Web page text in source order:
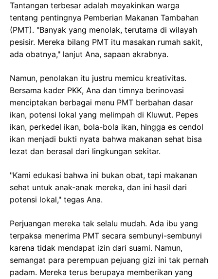
Tantangan terbesar adalah meyakinkan warga
tentang pentingnya Pemberian Makanan Tambahan
(PMT). "Banyak yang menolak, terutama di wilayah
pesisir. Mereka bilang PMT itu masakan rumah sakit,
ada obatnya," lanjut Ana, sapaan akrabnya.
Namun, penolakan itu justru memicu kreativitas.
Bersama kader PKK, Ana dan timnya berinovasi
menciptakan berbagai menu PMT berbahan dasar
ikan, potensi lokal yang melimpah di Kluwut. Pepes
ikan, perkedel ikan, bola-bola ikan, hingga es cendol
ikan menjadi bukti nyata bahwa makanan sehat bisa
lezat dan berasal dari lingkungan sekitar.
"Kami edukasi bahwa ini bukan obat, tapi makanan
sehat untuk anak-anak mereka, dan ini hasil dari
potensi lokal," tegas Ana.
Perjuangan mereka tak selalu mudah. Ada ibu yang
terpaksa menerima PMT secara sembunyi-sembunyi
karena tidak mendapat izin dari suami. Namun,
semangat para perempuan pejuang gizi ini tak pernah
padam. Mereka terus berupaya memberikan yang